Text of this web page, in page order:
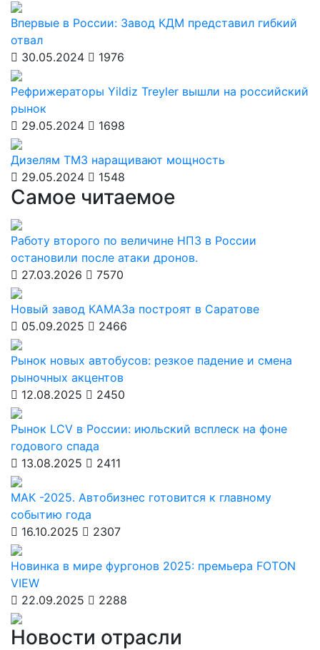
Впервые в России: Завод КДМ представил гибкий
отвал
30.05.2024
1976
Рефрижераторы Yildiz Treyler вышли на российский
рынок
29.05.2024
1698
Дизелям ТМЗ наращивают мощность
29.05.2024
1548
Самое читаемое
Работу второго по величине НПЗ в России
остановили после атаки дронов.
27.03.2026
7570
Новый завод КАМАЗа построят в Саратове
05.09.2025
2466
Рынок новых автобусов: резкое падение и смена
рыночных акцентов
12.08.2025
2450
Рынок LCV в России: июльский всплеск на фоне
годового спада
13.08.2025
2411
МАК -2025. Автобизнес готовится к главному
событию года
16.10.2025
2307
Новинка в мире фургонов 2025: премьера FOTON
VIEW
22.09.2025
2288
Новости отрасли